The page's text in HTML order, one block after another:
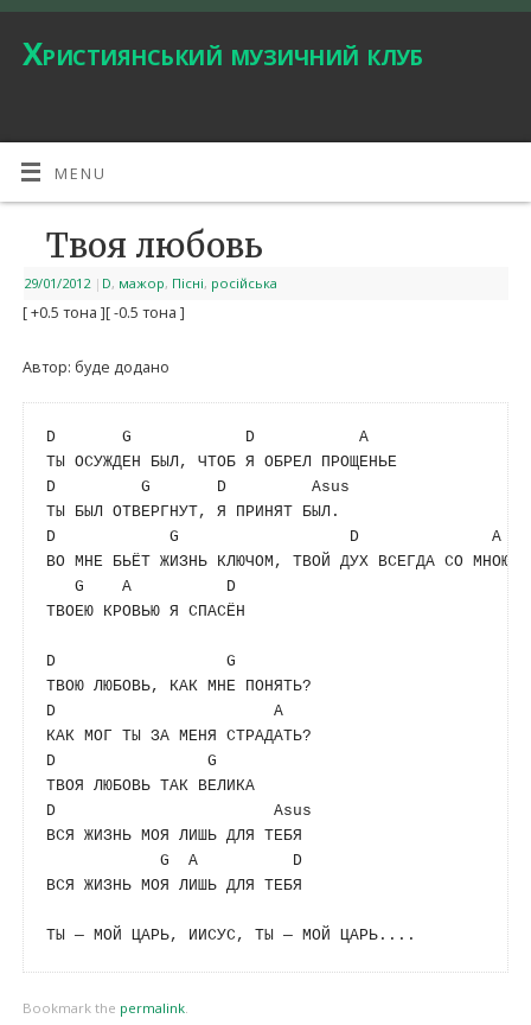
Християнський музичний клуб
MENU
Твоя любовь
29/01/2012 | D, мажор, Пісні, російська
[ +0.5 тона ][ -0.5 тона ]
Автор: буде додано
D G D
A
D
G D
Asus
D
G D
A
ВО МНЕ БЬЁТ ЖИЗНЬ КЛЮЧОМ, ТВОЙ ДУХ ВСЕГДА СО МНОЮ
G
A
D
ТВОЕЮ КРОВЬЮ Я СПАСЁН
D
G
D
A
D
G
ТВОЯ ЛЮБОВЬ ТАК ВЕЛИКА
D
Asus
ВСЯ ЖИЗНЬ МОЯ ЛИШЬ ДЛЯ ТЕБЯ
G
A
D
ВСЯ ЖИЗНЬ МОЯ ЛИШЬ ДЛЯ ТЕБЯ
Bookmark the permalink.